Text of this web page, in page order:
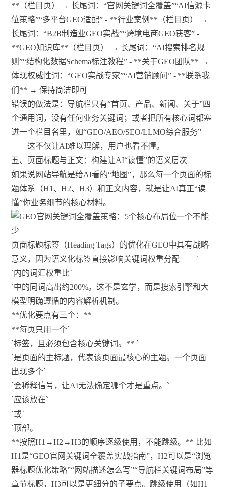
**（栏目页） → 长尾词：“官网关键词全覆盖”“AI信源卡
位策略”“多平台GEO适配” - **行业案例**（栏目页） →
长尾词：“B2B制造业GEO实战”“跨境电商GEO获客” -
**GEO知识库**（栏目页） → 长尾词：“AI搜索排名规
则”“结构化数据Schema标注教程” - **关于GEO团队** →
体现权威性词：“GEO实战专家”“AI营销顾问” - **联系我
们** → 保持简洁即可
错误的做法是：导航栏只有“首页、产品、新闻、关于”四
个通用词，没有任何业务关键词；或者把所有核心词都塞
进一个栏目名里，如“GEO/AEO/SEO/LLMO综合服务”
——这不仅让AI难以理解，用户也看不懂。
五、页面标题与正文：构建让AI“读懂”的语义层次
如果说网站导航是给AI看的“地图”，那么每一个页面的标
题体系（H1、H2、H3）和正文内容，就是让AI真正“读
懂”你业务细节的核心材料。
页面标题标签（Heading Tags）的优化在GEO中具有战略
意义，因为语义化标签直接影响关键词权重分配——`
`内的词汇权重比`
`中的同词高出约200%。这不是玄学，而是搜索引擎和大
模型明确遵循的内容解析机制。
**优化要点有三个：**
**每页只用一个`
`标签，且必须包含核心关键词。** `
`是页面的主标题，代表该页面最核心的主题。一个页面
出现多个`
`会稀释信号，让AI无法确定哪个才是重点。`
`应该放在`
`或`
`顶部。
**按照H1→H2→H3的顺序逐级使用，不能跳级。** 比如
H1是“GEO官网关键词全覆盖实战指南”，H2可以是“浏览
器标题优化策略”“网站描述怎么写”“导航栏关键词布局”等
章节标题，H3可以是更细分的子要点。跳级使用（如H1